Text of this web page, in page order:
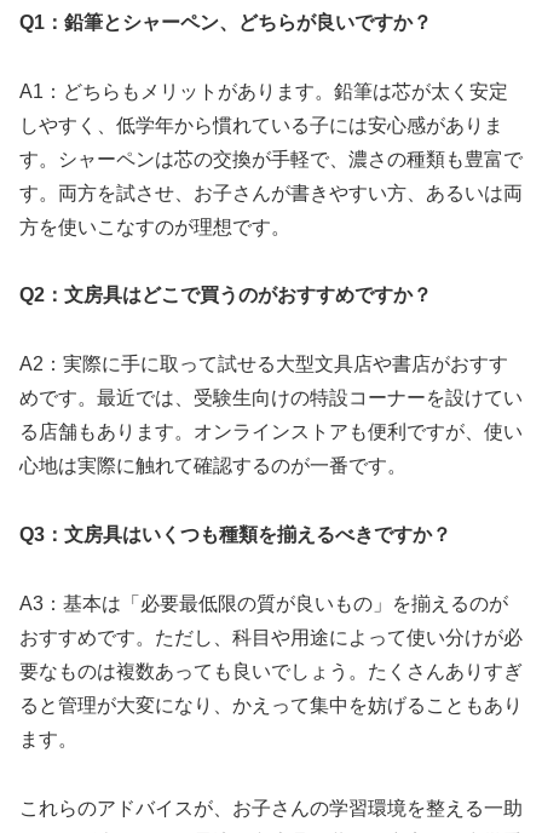
Q1：鉛筆とシャーペン、どちらが良いですか？
A1：どちらもメリットがあります。鉛筆は芯が太く安定
しやすく、低学年から慣れている子には安心感がありま
す。シャーペンは芯の交換が手軽で、濃さの種類も豊富で
す。両方を試させ、お子さんが書きやすい方、あるいは両
方を使いこなすのが理想です。
Q2：文房具はどこで買うのがおすすめですか？
A2：実際に手に取って試せる大型文具店や書店がおすす
めです。最近では、受験生向けの特設コーナーを設けてい
る店舗もあります。オンラインストアも便利ですが、使い
心地は実際に触れて確認するのが一番です。
Q3：文房具はいくつも種類を揃えるべきですか？
A3：基本は「必要最低限の質が良いもの」を揃えるのが
おすすめです。ただし、科目や用途によって使い分けが必
要なものは複数あっても良いでしょう。たくさんありすぎ
ると管理が大変になり、かえって集中を妨げることもあり
ます。
これらのアドバイスが、お子さんの学習環境を整える一助